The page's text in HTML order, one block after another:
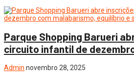
Parque Shopping Barueri
circuito infantil de
Admin novembro 28, 2025